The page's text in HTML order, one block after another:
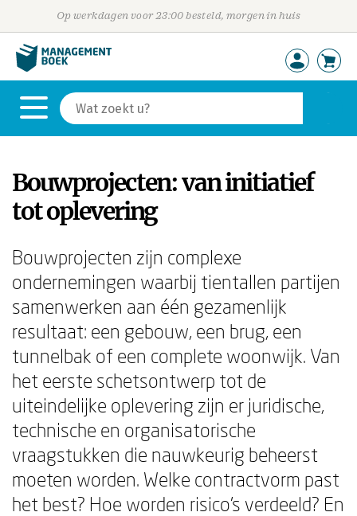
Op werkdagen voor 23:00 besteld, morgen in huis
Bouwprojecten: van initiatief
tot oplevering
Bouwprojecten zijn complexe
ondernemingen waarbij tientallen partijen
samenwerken aan één gezamenlijk
resultaat: een gebouw, een brug, een
tunnelbak of een complete woonwijk. Van
het eerste schetsontwerp tot de
uiteindelijke oplevering zijn er juridische,
technische en organisatorische
vraagstukken die nauwkeurig beheerst
moeten worden. Welke contractvorm past
het best? Hoe worden risico's verdeeld? En